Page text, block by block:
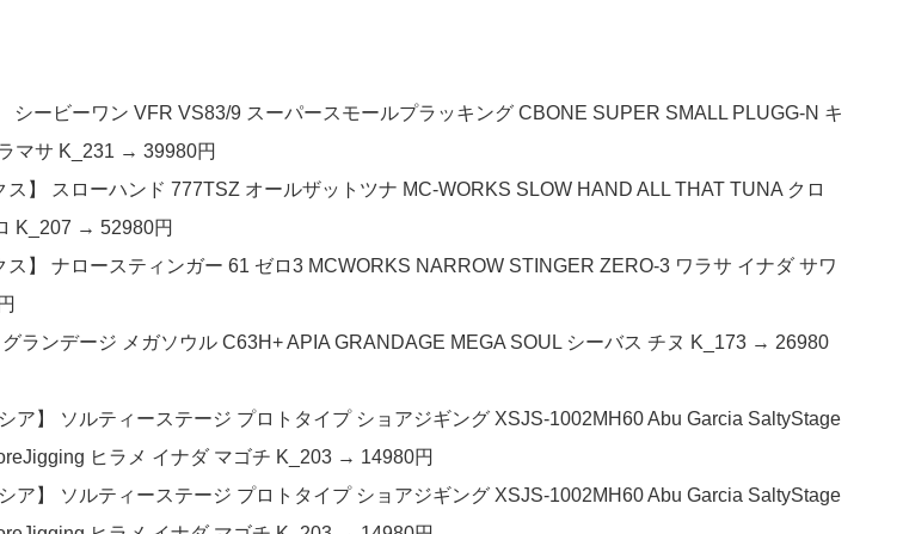
シービーワン VFR VS83/9 スーパースモールプラッキング CBONE SUPER SMALL PLUGG-N キ
マサ K_231 → 39980円
】 スローハンド 777TSZ オールザットツナ MC-WORKS SLOW HAND ALL THAT TUNA クロ
K_207 → 52980円
ス】 ナロースティンガー 61 ゼロ3 MCWORKS NARROW STINGER ZERO-3 ワラサ イナダ サワ
ランデージ メガソウル C63H+ APIA GRANDAGE MEGA SOUL シーバス チヌ K_173 → 26980
ア】 ソルティーステージ プロトタイプ ショアジギング XSJS-1002MH60 Abu Garcia SaltyStage
ヒラメ イナダ マゴチ K_203 → 14980円
ア】 ソルティーステージ プロトタイプ ショアジギング XSJS-1002MH60 Abu Garcia SaltyStage